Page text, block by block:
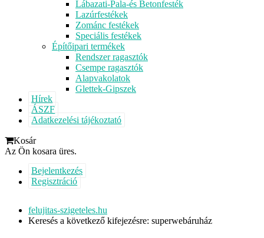
Lábazati-Pala-és Betonfesték
Lazúrfestékek
Zománc festékek
Speciális festékek
Építőipari termékek
Rendszer ragasztók
Csempe ragasztók
Alapvakolatok
Glettek-Gipszek
Hírek
ÁSZF
Adatkezelési tájékoztató
Kosár
Az Ön kosara üres.
Bejelentkezés
Regisztráció
felujitas-szigeteles.hu
Keresés a következő kifejezésre: superwebáruház